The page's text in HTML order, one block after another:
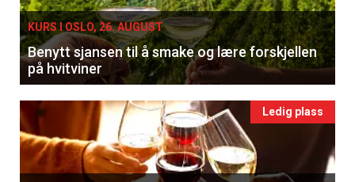
KURS I OSLO, 26. AUGUST
Benytt sjansen til å smake og lære forskjellen
på hvitviner
Ledig plass